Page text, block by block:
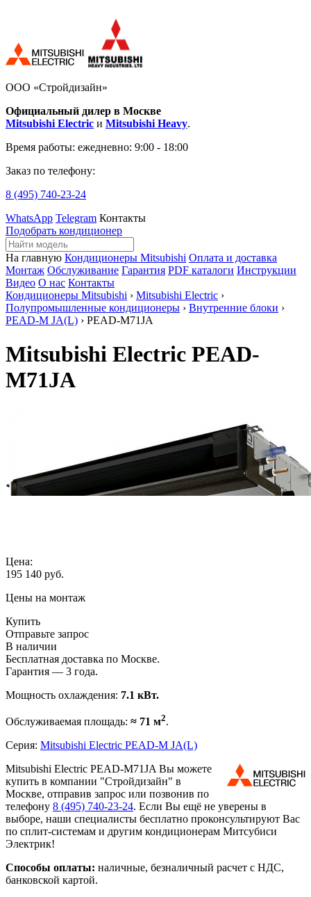
ООО «Стройдизайн»
Официальный дилер в Москве
Mitsubishi Electric и Mitsubishi Heavy.
Время работы: ежедневно: 9:00 - 18:00
Заказ по телефону:
8 (495) 740-23-24
WhatsApp Telegram Контакты
Подобрать кондиционер
На главную Кондиционеры Mitsubishi Оплата и доставка
Монтаж Обслуживание Гарантия PDF каталоги Инструкции
Видео О нас Контакты
Кондиционеры Mitsubishi › Mitsubishi Electric ›
Полупромышленные кондиционеры › Внутренние блоки ›
PEAD-M JA(L) › PEAD-M71JA
Mitsubishi Electric PEAD-
M71JA
Цена:
195 140 руб.
Цены на монтаж
Купить
Отправьте запрос
В наличии
Бесплатная доставка по Москве.
Гарантия — 3 года.
Мощность охлаждения: 7.1 кВт.
Обслуживаемая площадь: ≈ 71 м2.
Серия: Mitsubishi Electric PEAD-M JA(L)
Mitsubishi Electric PEAD-M71JA Вы можете
купить в компании "Стройдизайн" в
Москве, отправив запрос или позвонив по
телефону 8 (495) 740-23-24. Если Вы ещё не уверены в
выборе, наши специалисты бесплатно проконсультируют Вас
по сплит-системам и другим кондиционерам Митсубиси
Электрик!
Способы оплаты: наличные, безналичный расчет с НДС,
банковской картой.